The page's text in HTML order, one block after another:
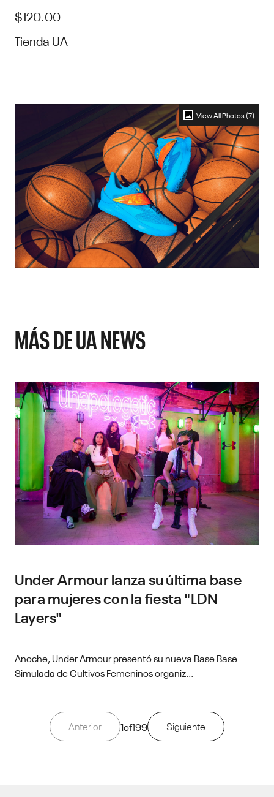
$120.00
Tienda UA
View All Photos (7)
MÁS DE UA NEWS
Under Armour lanza su última base
para mujeres con la fiesta "LDN
Layers"
Anoche, Under Armour presentó su nueva Base Base
Simulada de Cultivos Femeninos organiz...
Anterior 1of199 Siguiente